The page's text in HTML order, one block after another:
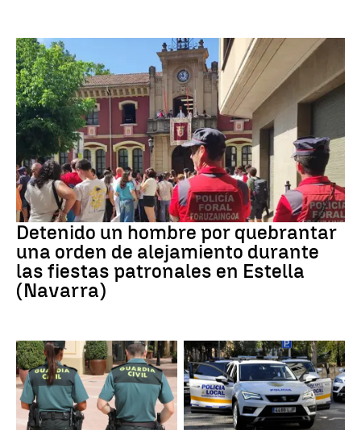
Detenido
Detenido un hombre por quebrantar
una orden de alejamiento durante
las fiestas patronales en Estella
(Navarra)
VIOLENCIA MACHISTA Detención